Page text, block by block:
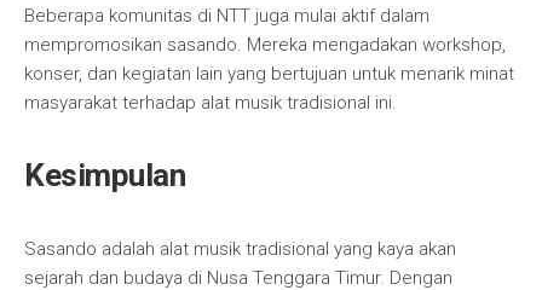
Beberapa komunitas di NTT juga mulai aktif dalam
mempromosikan sasando. Mereka mengadakan workshop,
konser, dan kegiatan lain yang bertujuan untuk menarik minat
masyarakat terhadap alat musik tradisional ini.
Kesimpulan
Sasando adalah alat musik tradisional yang kaya akan
sejarah dan budaya di Nusa Tenggara Timur. Dengan